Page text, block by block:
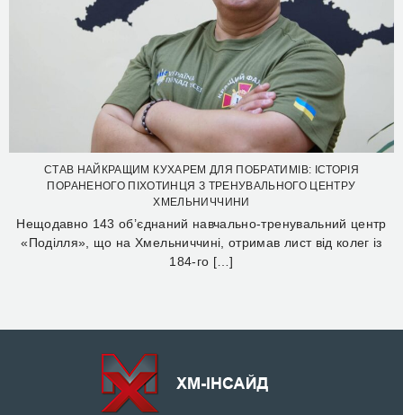
СТАВ НАЙКРАЩИМ КУХАРЕМ ДЛЯ ПОБРАТИМІВ: ІСТОРІЯ
ПОРАНЕНОГО ПІХОТИНЦЯ З ТРЕНУВАЛЬНОГО ЦЕНТРУ
ХМЕЛЬНИЧЧИНИ
Нещодавно 143 об’єднаний навчально-тренувальний центр
«Поділля», що на Хмельниччині, отримав лист від колег із
184-го […]